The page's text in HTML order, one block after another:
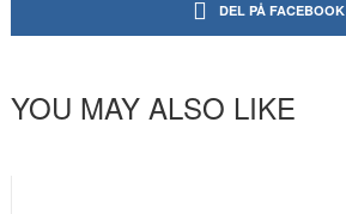
DEL PÅ FACEBOOK
YOU MAY ALSO LIKE